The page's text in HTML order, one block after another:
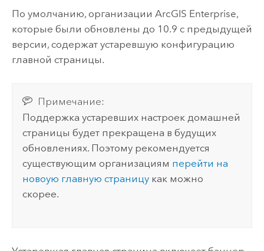
По умолчанию, организации ArcGIS Enterprise,
которые были обновлены до 10.9 с предыдущей
версии, содержат устаревшую конфигурацию
главной страницы.
Примечание:
Поддержка устаревших настроек домашней
страницы будет прекращена в будущих
обновлениях. Поэтому рекомендуется
существующим организациям перейти на
новоую главную страницу как можно
скорее.